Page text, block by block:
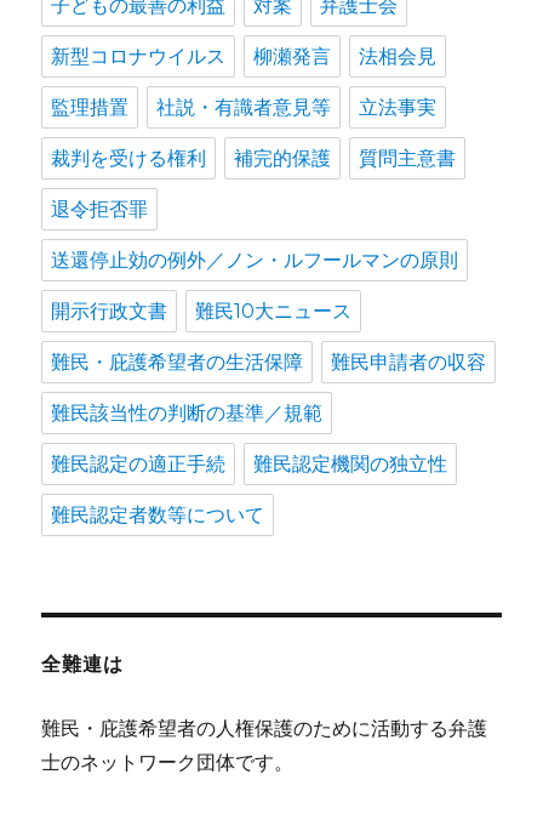
子どもの最善の利益 対案 弁護士会
新型コロナウイルス 柳瀬発言 法相会見
監理措置 社説・有識者意見等 立法事実
裁判を受ける権利 補完的保護 質問主意書
退令拒否罪
送還停止効の例外／ノン・ルフールマンの原則
開示行政文書 難民10大ニュース
難民・庇護希望者の生活保障 難民申請者の収容
難民該当性の判断の基準／規範
難民認定の適正手続 難民認定機関の独立性
難民認定者数等について
全難連は
難民・庇護希望者の人権保護のために活動する弁護
士のネットワーク団体です。